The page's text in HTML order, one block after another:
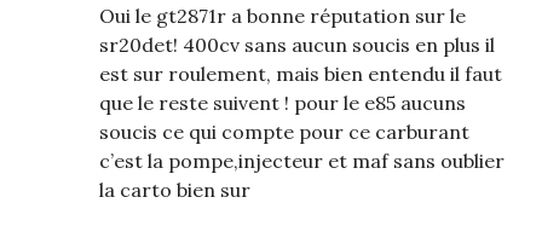
Oui le gt2871r a bonne réputation sur le
sr20det! 400cv sans aucun soucis en plus il
est sur roulement, mais bien entendu il faut
que le reste suivent ! pour le e85 aucuns
soucis ce qui compte pour ce carburant
c’est la pompe,injecteur et maf sans oublier
la carto bien sur